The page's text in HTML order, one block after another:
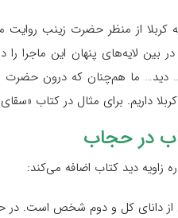
کربلا از منظر حضرت زینب
بین لایه‌های پنهان این ماجرا
ما هم‌چنان که درون حضرت
کربلا داریم. برای مثال در کتاب
در حجاب
زاویه دید کتاب اضافه می‌کند:
از دانای کل و دوم شخص است.